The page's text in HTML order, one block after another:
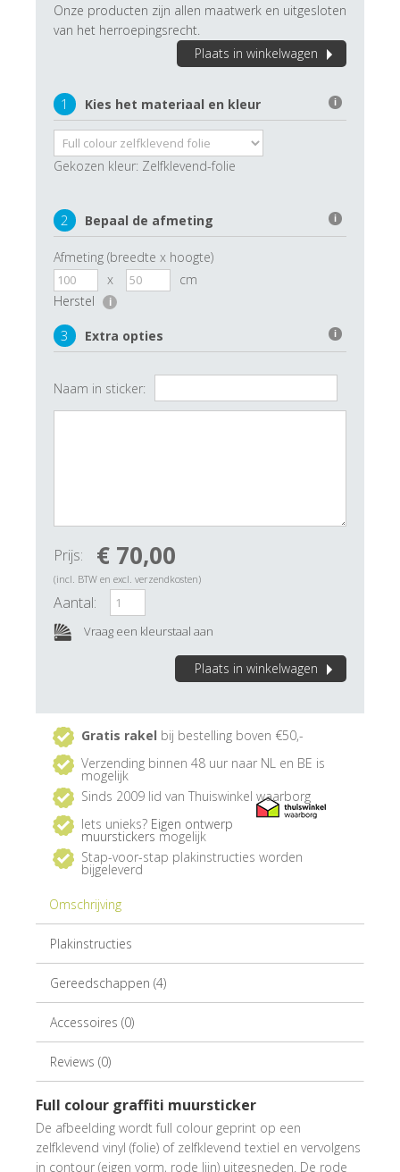
Onze producten zijn allen maatwerk en uitgesloten
van het herroepingsrecht.
Plaats in winkelwagen
1 Kies het materiaal en kleur i
Gekozen kleur: Zelfklevend-folie
2 Bepaal de afmeting i
Afmeting (breedte x hoogte)
x
cm
Herstel
i
3 Extra opties i
Naam in sticker:
Plaats in winkelwagen
Prijs: € 70,00
(incl. BTW en excl. verzendkosten)
Aantal:
Vraag een kleurstaal aan
Gratis rakel bij bestelling boven €50,-
Verzending binnen 48 uur naar NL en BE is
mogelijk
Sinds 2009 lid van Thuiswinkel waarborg
Iets unieks? Eigen ontwerp
muurstickers mogelijk
Stap-voor-stap plakinstructies worden
bijgeleverd
Omschrijving
Plakinstructies
Gereedschappen (4)
Accessoires (0)
Reviews (0)
Full colour graffiti muursticker
De afbeelding wordt full colour geprint op een
zelfklevend vinyl (folie) of zelfklevend textiel en vervolgens
in contour (eigen vorm, rode lijn) uitgesneden. De rode